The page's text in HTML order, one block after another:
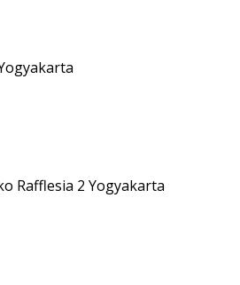
Rafflesia 2 Yogyakarta